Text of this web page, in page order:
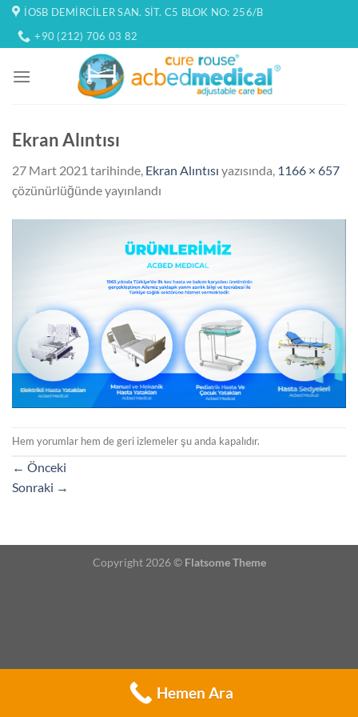
İçeriğe
atla
İOSB DEMIRCILER SAN. SIT. C5 BLOK NO: 256/B
+90 (212) 706 03 82
Ekran Alıntısı
27 Mart 2021 tarihinde, Ekran Alıntısı yazısında, 1166 × 657
çözünürlüğünde yayınlandı
Hem yorumlar hem de geri izlemeler şu anda kapalıdır.
← Önceki
Sonraki →
Copyright 2026 © Flatsome Theme
Hemen Ara